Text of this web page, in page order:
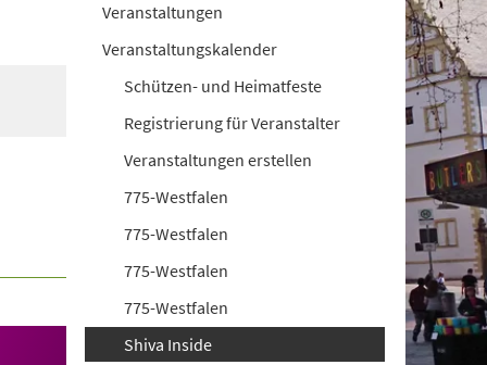
Veranstaltungen
Veranstaltungskalender
Schützen- und Heimatfeste
Registrierung für Veranstalter
Veranstaltungen erstellen
775-Westfalen
775-Westfalen
775-Westfalen
775-Westfalen
Shiva Inside